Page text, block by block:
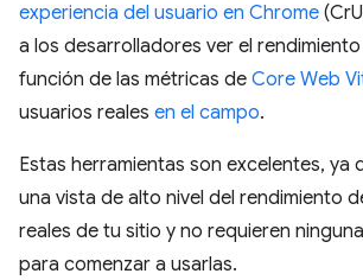
experiencia del usuario en Chrome
a los desarrolladores ver el
función de las métricas de Core Web
usuarios reales en el campo.
Estas herramientas son excelentes, ya
una vista de alto nivel del rendimiento
reales de tu sitio y no requieren
para comenzar a usarlas.